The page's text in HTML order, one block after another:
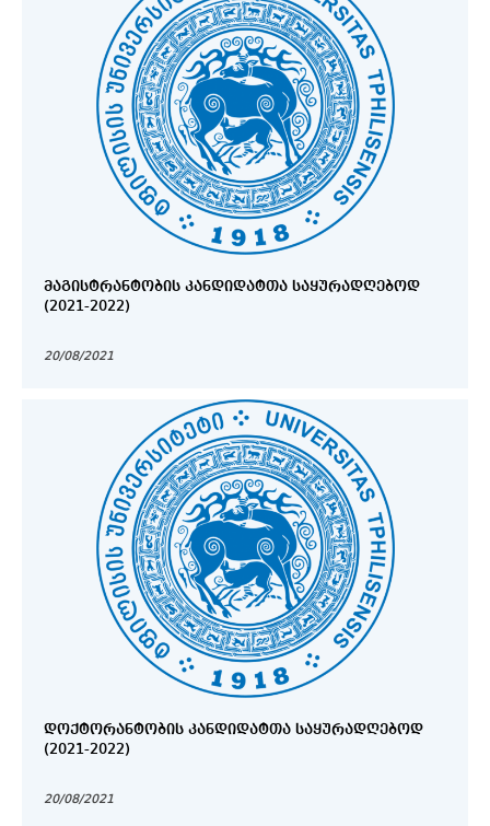
ᲛᲐᲒᲘᲡᲢᲠᲐᲜᲢᲝᲑᲘᲡ ᲙᲐᲜᲓᲘᲓᲐᲢᲗᲐ ᲡᲐᲧᲣᲠᲐᲓᲦᲔᲑᲝᲓ
(2021-2022)
20/08/2021
ᲓᲝᲥᲢᲝᲠᲐᲜᲢᲝᲑᲘᲡ ᲙᲐᲜᲓᲘᲓᲐᲢᲗᲐ ᲡᲐᲧᲣᲠᲐᲓᲦᲔᲑᲝᲓ
(2021-2022)
20/08/2021